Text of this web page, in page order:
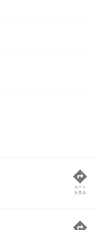
ルート
を見る